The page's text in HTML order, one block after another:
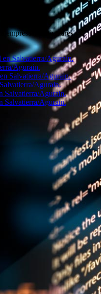
empresas, particulares y
en Salvatierra/Agurain.
Agurain.
Salvatierra/Agurain.
Agurain.
Salvatierra/Agurain.
Salvatierra/Agurain.